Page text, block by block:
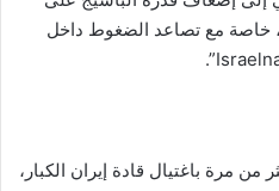
خاصة مع تصاعد الضغوط داخل
مرة باغتيال قادة إيران الكبار،